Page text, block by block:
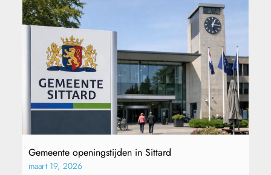
Gemeente openingstijden in Sittard
maart 19, 2026